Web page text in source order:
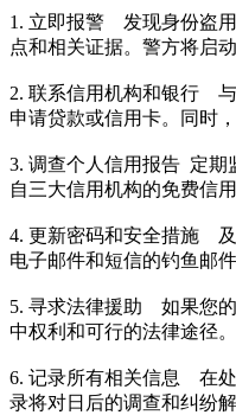
1. 立即报警 发现身份盗
点和相关证据。警方将启
2. 联系信用机构和银行 与
申请贷款或信用卡。同时
3. 调查个人信用报告 定期
自三大信用机构的免费信
4. 更新密码和安全措施 及
电子邮件和短信的钓鱼邮
5. 寻求法律援助 如果您
中权利和可行的法律途径
6. 记录所有相关信息 在处
录将对日后的调查和纠纷